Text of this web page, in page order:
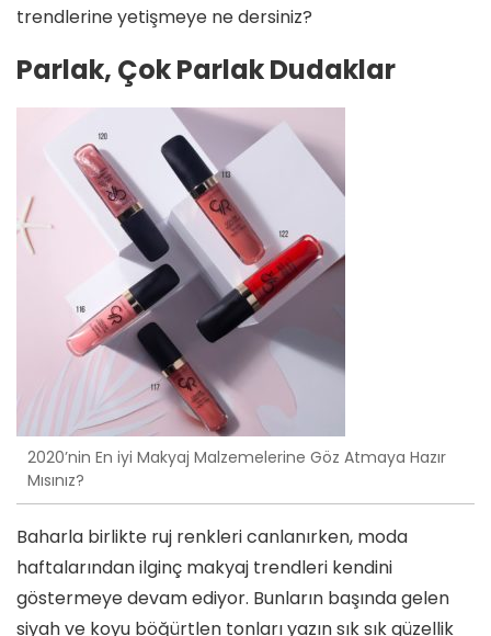
trendlerine yetişmeye ne dersiniz?
Parlak, Çok Parlak Dudaklar
2020’nin En iyi Makyaj Malzemelerine Göz Atmaya Hazır
Mısınız?
Baharla birlikte ruj renkleri canlanırken, moda
haftalarından ilginç makyaj trendleri kendini
göstermeye devam ediyor. Bunların başında gelen
siyah ve koyu böğürtlen tonları yazın sık sık güzellik